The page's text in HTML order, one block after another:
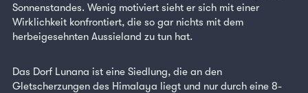
Sonnenstandes. Wenig motiviert sieht er sich mit einer
Wirklichkeit konfrontiert, die so gar nichts mit dem
herbeigesehnten Aussieland zu tun hat.
Das Dorf Lunana ist eine Siedlung, die an den
Gletscherzungen des Himalaya liegt und nur durch eine 8-